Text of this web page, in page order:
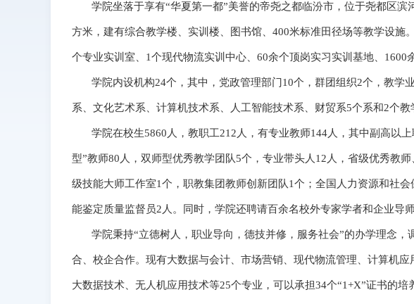
学院坐落于享有“华夏第一都”美誉的帝尧之都临汾市，位于尧都区滨
方米，建有综合教学楼、实训楼、图书馆、400米标准田径场等教学设施
个专业实训室、1个现代物流实训中心、60余个顶岗实习实训基地、1600
学院内设机构24个，其中，党政管理部门10个，群团组织2个，教学
系、文化艺术系、计算机技术系、人工智能技术系、财贸系5个系和2个教
学院在校生5860人，教职工212人，有专业教师144人，其中副高以上
型”教师80人，双师型优秀教学团队5个，专业带头人12人，省级优秀教
级技能大师工作室1个，职教集团教师创新团队1个；全国人力资源和社
能鉴定质量监督员2人。同时，学院还聘请百余名校外专家学者和企业导
学院秉持“立德树人，职业导向，德技并修，服务社会”的办学理念，
合、校企合作。现有大数据与会计、市场营销、现代物流管理、计算机应
大数据技术、无人机应用技术等25个专业，可以承担34个“1+X”证书的